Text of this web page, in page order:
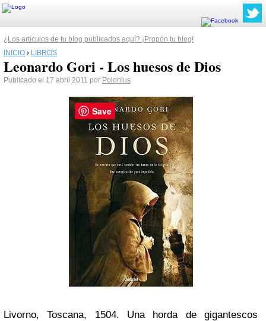
¿Los artículos de tu blog publicados aquí? ¡Propón tu blog!
INICIO › LIBROS
Leonardo Gori - Los huesos de Dios
Publicado el 17 abril 2011 por Polonius
Livorno, Toscana, 1504. Una horda de gigantescos
Save